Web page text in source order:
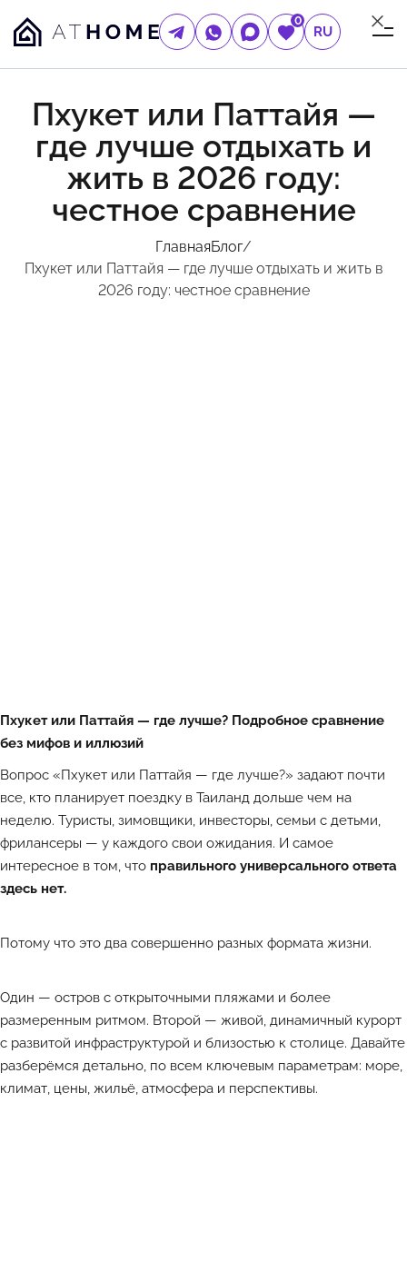
0
RU
Пхукет или Паттайя —
где лучше отдыхать и
жить в 2026 году:
честное сравнение
ГлавнаяБлог/
Пхукет или Паттайя — где лучше отдыхать и жить в
2026 году: честное сравнение
Пхукет или Паттайя — где лучше? Подробное сравнение
без мифов и иллюзий
Вопрос «Пхукет или Паттайя — где лучше?» задают почти
все, кто планирует поездку в Таиланд дольше чем на
неделю. Туристы, зимовщики, инвесторы, семьи с детьми,
фрилансеры — у каждого свои ожидания. И самое
интересное в том, что правильного универсального ответа
здесь нет.
Потому что это два совершенно разных формата жизни.
Один — остров с открыточными пляжами и более
размеренным ритмом. Второй — живой, динамичный курорт
с развитой инфраструктурой и близостью к столице. Давайте
разберёмся детально, по всем ключевым параметрам: море,
климат, цены, жильё, атмосфера и перспективы.